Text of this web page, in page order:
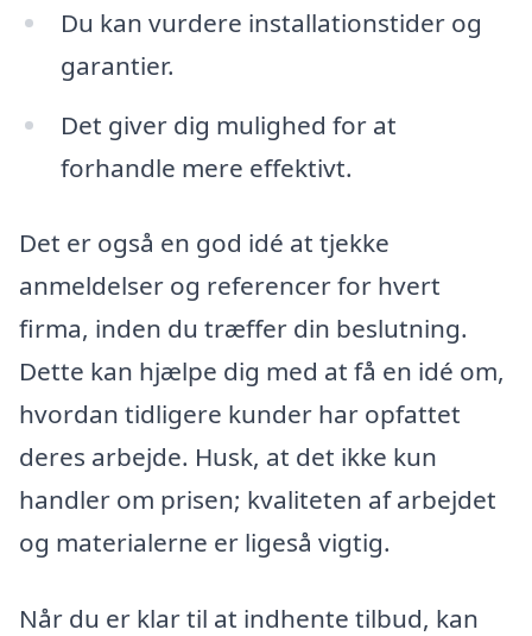
Du kan vurdere installationstider og
garantier.
Det giver dig mulighed for at
forhandle mere effektivt.
Det er også en god idé at tjekke
anmeldelser og referencer for hvert
firma, inden du træffer din beslutning.
Dette kan hjælpe dig med at få en idé om,
hvordan tidligere kunder har opfattet
deres arbejde. Husk, at det ikke kun
handler om prisen; kvaliteten af arbejdet
og materialerne er ligeså vigtig.
Når du er klar til at indhente tilbud, kan